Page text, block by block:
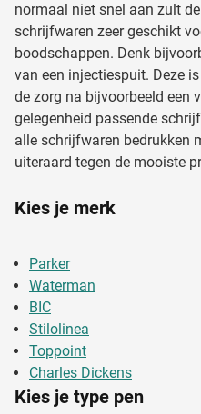
normaal niet snel aan zult
schrijfwaren zeer geschikt
boodschappen. Denk
van een injectiespuit. Deze
de zorg na bijvoorbeeld een
gelegenheid passende
alle schrijfwaren bedrukken
uiteraard tegen de mooiste
Kies je merk
Parker
Waterman
BIC
Stilolinea
Toppoint
Charles Dickens
Kies je type pen